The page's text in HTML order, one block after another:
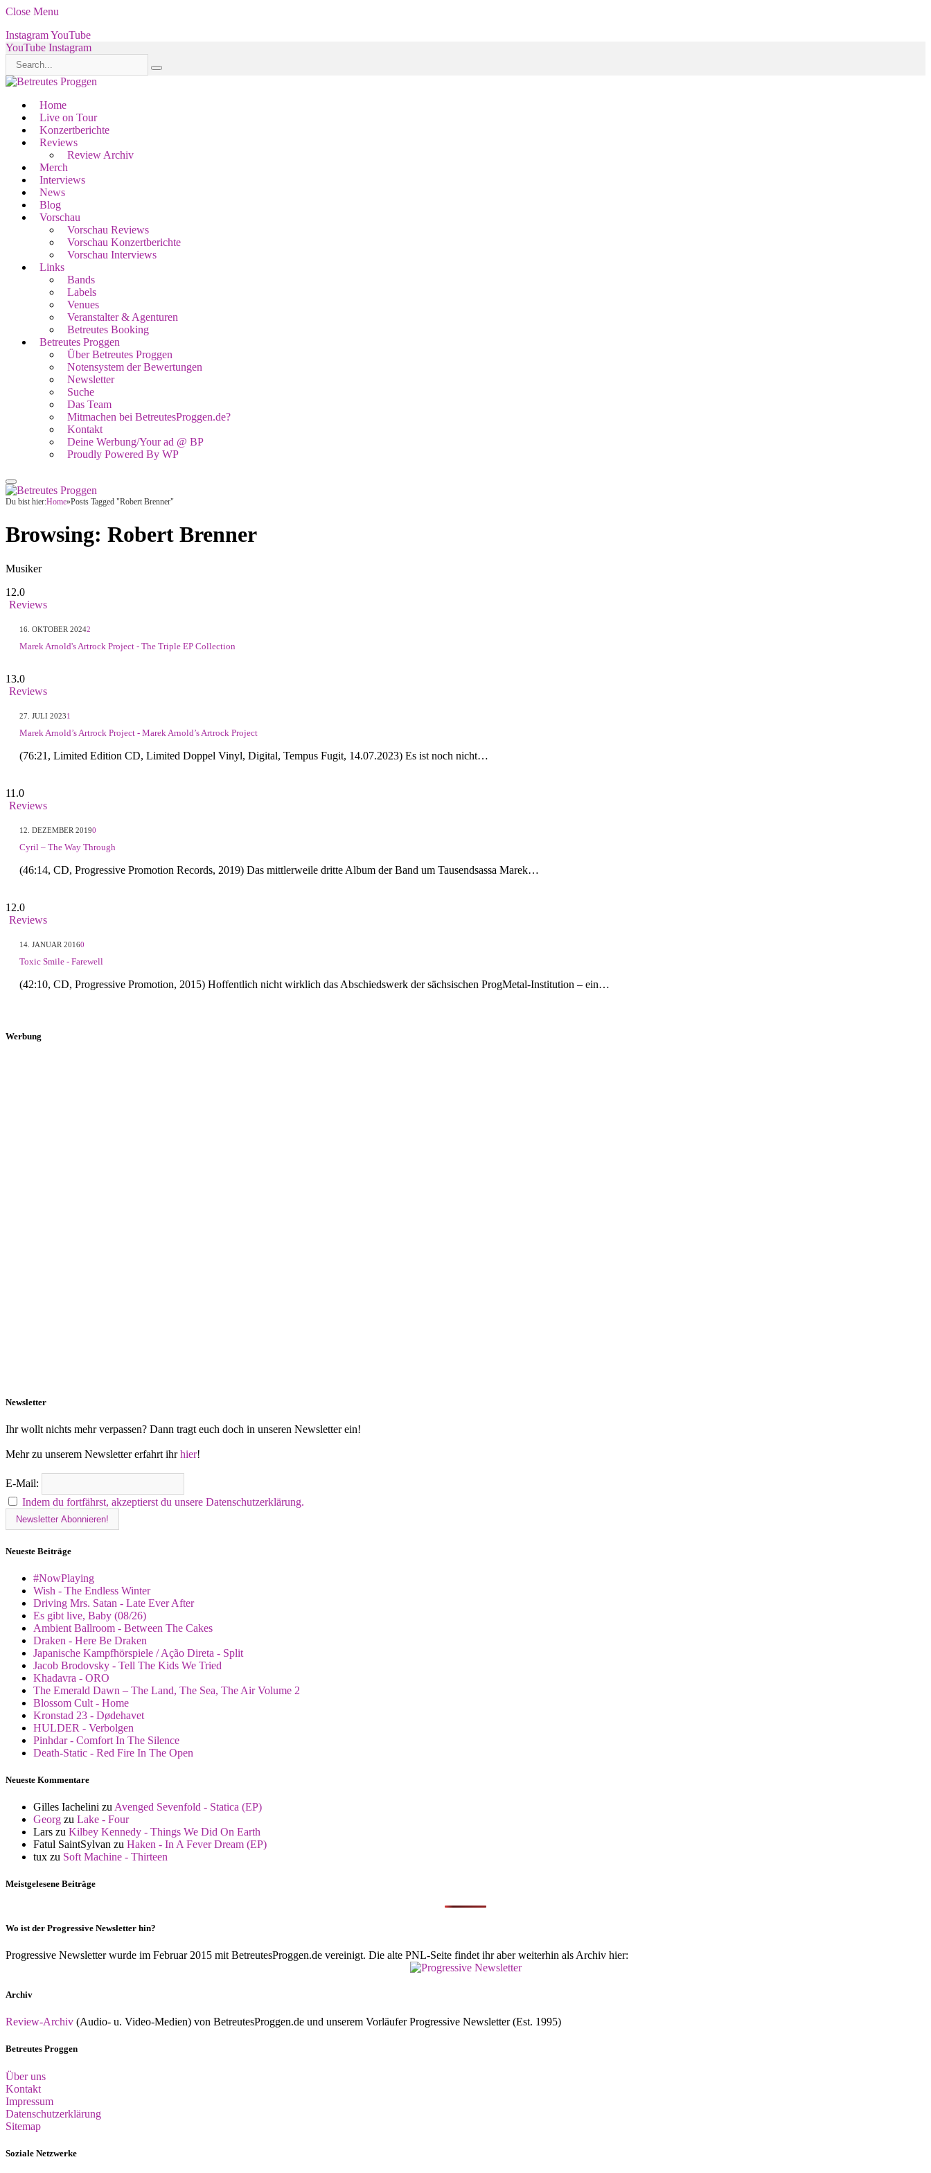
Close Menu
InstagramYouTube
YouTube Instagram
Home
Live on Tour
Konzertberichte
Reviews
Review Archiv
Merch
Interviews
News
Blog
Vorschau
Vorschau Reviews
Vorschau Konzertberichte
Vorschau Interviews
Links
Bands
Labels
Venues
Veranstalter & Agenturen
Betreutes Booking
Betreutes Proggen
Über Betreutes Proggen
Notensystem der Bewertungen
Newsletter
Suche
Das Team
Mitmachen bei BetreutesProggen.de?
Kontakt
Deine Werbung/Your ad @ BP
Proudly Powered By WP
Du bist hier:Home»Posts Tagged "Robert Brenner"
Browsing: Robert Brenner
Musiker
12.0
Reviews
16. OKTOBER 20242
Marek Arnold's Artrock Project - The Triple EP Collection
13.0
Reviews
27. JULI 20231
Marek Arnold’s Artrock Project - Marek Arnold’s Artrock Project
(76:21, Limited Edition CD, Limited Doppel Vinyl, Digital, Tempus Fugit, 14.07.2023) Es ist noch nicht…
11.0
Reviews
12. DEZEMBER 20190
Cyril – The Way Through
(46:14, CD, Progressive Promotion Records, 2019) Das mittlerweile dritte Album der Band um Tausendsassa Marek…
12.0
Reviews
14. JANUAR 20160
Toxic Smile - Farewell
(42:10, CD, Progressive Promotion, 2015) Hoffentlich nicht wirklich das Abschiedswerk der sächsischen ProgMetal-Institution – ein…
Werbung
Newsletter
Ihr wollt nichts mehr verpassen? Dann tragt euch doch in unseren Newsletter ein!
Mehr zu unserem Newsletter erfahrt ihrhier!
E-Mail:
Indem du fortfährst, akzeptierst du unsere Datenschutzerklärung.
Neueste Beiträge
#NowPlaying
Wish - The Endless Winter
Driving Mrs. Satan - Late Ever After
Es gibt live, Baby (08/26)
Ambient Ballroom - Between The Cakes
Draken - Here Be Draken
Japanische Kampfhörspiele / Ação Direta - Split
Jacob Brodovsky - Tell The Kids We Tried
Khadavra - ORO
The Emerald Dawn – The Land, The Sea, The Air Volume 2
Blossom Cult - Home
Kronstad 23 - Dødehavet
HULDER - Verbolgen
Pinhdar - Comfort In The Silence
Death-Static - Red Fire In The Open
Neueste Kommentare
Gilles Iachelini zu Avenged Sevenfold - Statica (EP)
Georg zu Lake - Four
Lars zu Kilbey Kennedy - Things We Did On Earth
Fatul SaintSylvan zu Haken - In A Fever Dream (EP)
tux zu Soft Machine - Thirteen
Meistgelesene Beiträge
Wo ist der Progressive Newsletter hin?
Progressive Newsletter wurde im Februar 2015 mit BetreutesProggen.de vereinigt. Die alte PNL-Seite findet ihr aber weiterhin als Archiv hier:
Archiv
Review-Archiv (Audio- u. Video-Medien) von BetreutesProggen.de und unserem Vorläufer Progressive Newsletter (Est. 1995)
Betreutes Proggen
Über uns
Kontakt
Impressum
Datenschutzerklärung
Sitemap
Soziale Netzwerke